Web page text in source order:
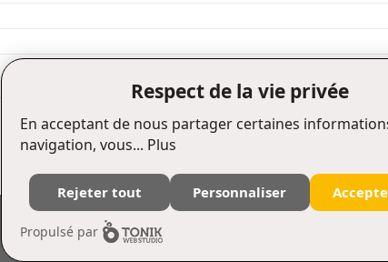
1 2 6
Édifice Fleurie, 480, de La Chapelle, bureau F015, Québec (Québec) Canada G1K
Tél. : (418) 657-4399 Téléc. : (418) 657-2096 puq@puq.ca
Respect de la vie privée
En acceptant de nous partager certaines
navigation, vous... Plus
Rejeter tout Personnaliser
Propulsé par